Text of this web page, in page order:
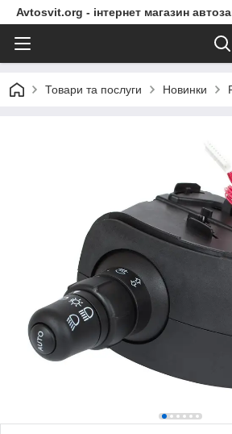
Avtosvit.org - інтернет магазин
Товари та послуги Новинки